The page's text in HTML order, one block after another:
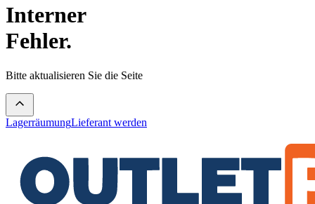
Interner
Fehler.
Bitte aktualisieren Sie die Seite
LagerräumungLieferant werden